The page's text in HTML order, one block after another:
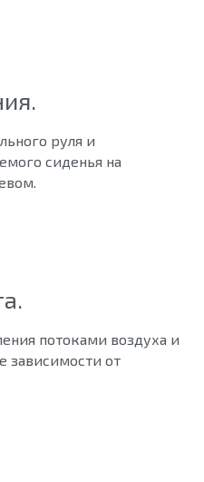
руля и
сиденья на
потоками воздуха и
зависимости от